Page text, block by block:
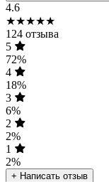
4.6
★★★★★
124 отзыва
5
72%
4
18%
3
6%
2
2%
1
2%
+ Написать отзыв